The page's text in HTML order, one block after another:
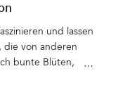
und lassen
die von anderen
bunte Blüten,